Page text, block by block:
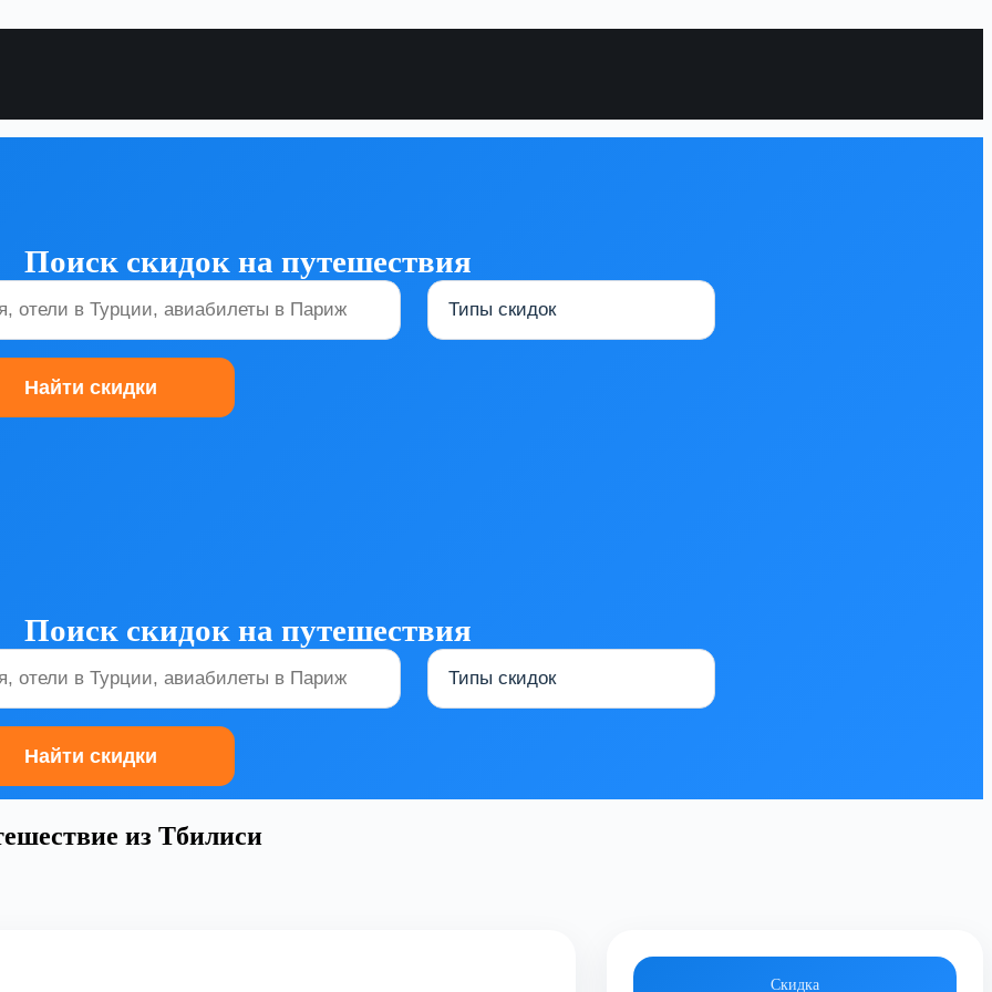
Поиск скидок на путешествия
Поиск скидок на путешествия
из Тбилиси
Скидка